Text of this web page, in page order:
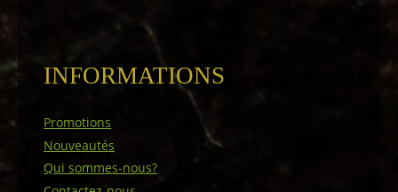
INFORMATIONS
Promotions
Nouveautés
Qui sommes-nous?